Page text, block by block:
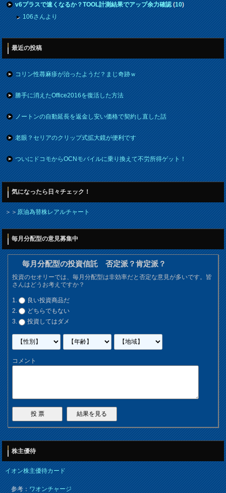
v6プラスで速くなるか？TOOL計測結果でアップ余力確認(10)
106さんより
最近の投稿
コリン性蕁麻疹が治ったようだ？まじ奇跡ｗ
勝手に消えたOffice2016を復活した方法
ノートンの自動延長を返金し安い価格で契約し直した話
老眼？セリアのクリップ式拡大鏡が便利です
ついにドコモからOCNモバイルに乗り換えて不労所得ゲット！
気になったら日々チェック！
＞＞原油為替株レアルチャート
毎月分配型の意見募集中
毎月分配型の投資信託 否定派？肯定派？
投資のセオリーでは、毎月分配型は非効率だと否定な意見が多いです。皆
さんはどうお考えですか？
良い投資商品だ
どちらでもない
投資してはダメ
コメント
株主優待
イオン株主優待カード
参考：ワオンチャージ